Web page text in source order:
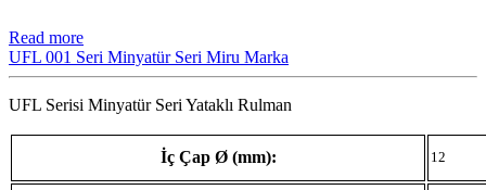
Read more
UFL 001 Seri Minyatür Seri Miru Marka
UFL Serisi Minyatür Seri Yataklı Rulman
İç Çap Ø (mm): 12